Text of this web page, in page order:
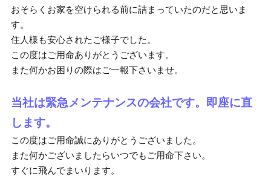
おそらくお家を空けられる前に詰まっていたのだと思いま
す。
住人様も安心されたご様子でした。
この度はご用命ありがとうございます。
また何かお困りの際はご一報下さいませ。
当社は緊急メンテナンスの会社です。即座に直
します。
この度はご用命誠にありがとうございました。
また何かございましたらいつでもご用命下さい。
すぐに飛んでまいります。